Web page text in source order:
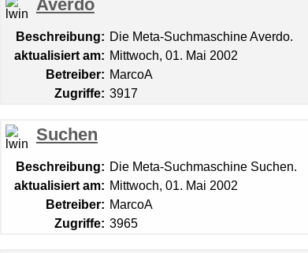
Averdo
Beschreibung: Die Meta-Suchmaschine Averdo.
aktualisiert am: Mittwoch, 01. Mai 2002
Betreiber: MarcoA
Zugriffe: 3917
Suchen
Beschreibung: Die Meta-Suchmaschine Suchen.
aktualisiert am: Mittwoch, 01. Mai 2002
Betreiber: MarcoA
Zugriffe: 3965